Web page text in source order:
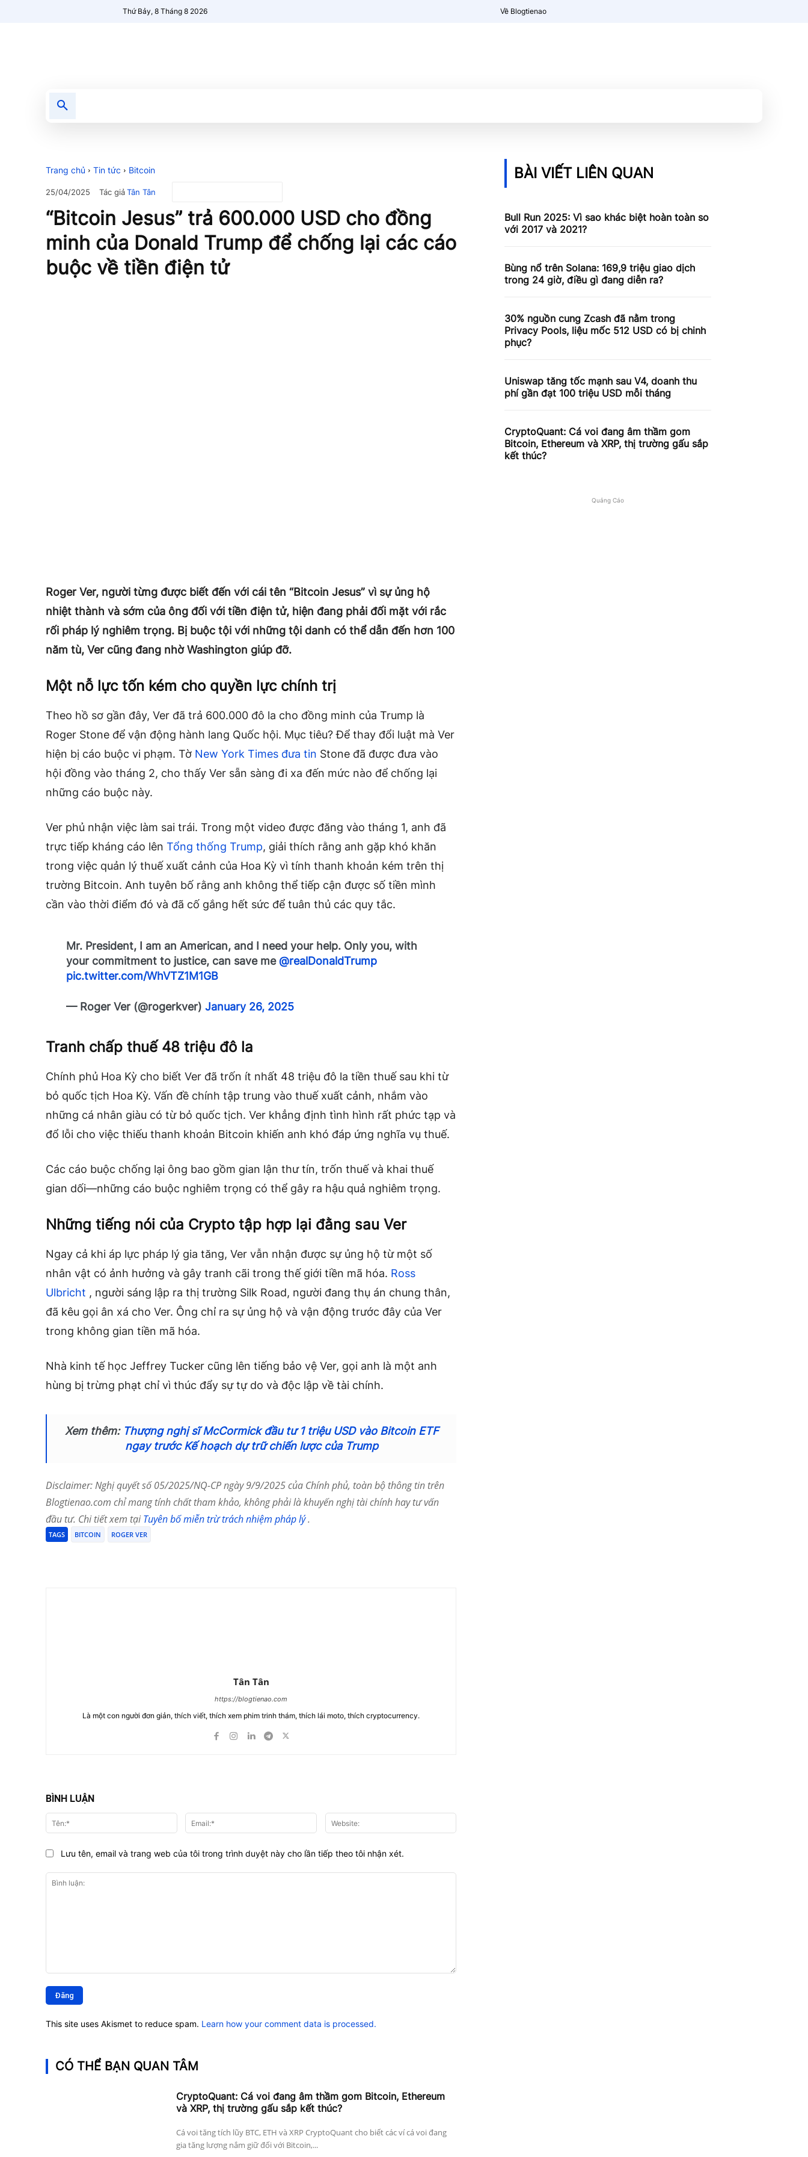
Thứ Bảy, 8 Tháng 8 2026 Về Blogtienao
Trang chủ Tin tức Bitcoin
25/04/2025 Tác giảTân Tân
“Bitcoin Jesus” trả 600.000 USD cho đồng
minh của Donald Trump để chống lại các cáo
buộc về tiền điện tử
Roger Ver, người từng được biết đến với cái tên “Bitcoin Jesus” vì sự ủng hộ
nhiệt thành và sớm của ông đối với tiền điện tử, hiện đang phải đối mặt với rắc
rối pháp lý nghiêm trọng. Bị buộc tội với những tội danh có thể dẫn đến hơn 100
năm tù, Ver cũng đang nhờ Washington giúp đỡ.
Một nỗ lực tốn kém cho quyền lực chính trị
Theo hồ sơ gần đây, Ver đã trả 600.000 đô la cho đồng minh của Trump là
Roger Stone để vận động hành lang Quốc hội. Mục tiêu? Để thay đổi luật mà Ver
hiện bị cáo buộc vi phạm. Tờ New York Times đưa tin Stone đã được đưa vào
hội đồng vào tháng 2, cho thấy Ver sẵn sàng đi xa đến mức nào để chống lại
những cáo buộc này.
Ver phủ nhận việc làm sai trái. Trong một video được đăng vào tháng 1, anh đã
trực tiếp kháng cáo lên Tổng thống Trump, giải thích rằng anh gặp khó khăn
trong việc quản lý thuế xuất cảnh của Hoa Kỳ vì tính thanh khoản kém trên thị
trường Bitcoin. Anh tuyên bố rằng anh không thể tiếp cận được số tiền mình
cần vào thời điểm đó và đã cố gắng hết sức để tuân thủ các quy tắc.
Mr. President, I am an American, and I need your help. Only you, with
your commitment to justice, can save me @realDonaldTrump
pic.twitter.com/WhVTZ1M1GB
— Roger Ver (@rogerkver)January 26, 2025
Tranh chấp thuế 48 triệu đô la
Chính phủ Hoa Kỳ cho biết Ver đã trốn ít nhất 48 triệu đô la tiền thuế sau khi từ
bỏ quốc tịch Hoa Kỳ. Vấn đề chính tập trung vào thuế xuất cảnh, nhắm vào
những cá nhân giàu có từ bỏ quốc tịch. Ver khẳng định tình hình rất phức tạp và
đổ lỗi cho việc thiếu thanh khoản Bitcoin khiến anh khó đáp ứng nghĩa vụ thuế.
Các cáo buộc chống lại ông bao gồm gian lận thư tín, trốn thuế và khai thuế
gian dối—những cáo buộc nghiêm trọng có thể gây ra hậu quả nghiêm trọng.
Những tiếng nói của Crypto tập hợp lại đằng sau Ver
Ngay cả khi áp lực pháp lý gia tăng, Ver vẫn nhận được sự ủng hộ từ một số
nhân vật có ảnh hưởng và gây tranh cãi trong thế giới tiền mã hóa. Ross
Ulbricht , người sáng lập ra thị trường Silk Road, người đang thụ án chung thân,
đã kêu gọi ân xá cho Ver. Ông chỉ ra sự ủng hộ và vận động trước đây của Ver
trong không gian tiền mã hóa.
Nhà kinh tế học Jeffrey Tucker cũng lên tiếng bảo vệ Ver, gọi anh là một anh
hùng bị trừng phạt chỉ vì thúc đẩy sự tự do và độc lập về tài chính.
Xem thêm: Thượng nghị sĩ McCormick đầu tư 1 triệu USD vào Bitcoin ETF
ngay trước Kế hoạch dự trữ chiến lược của Trump
Disclaimer: Nghị quyết số 05/2025/NQ-CP ngày 9/9/2025 của Chính phủ, toàn bộ thông tin trên
Blogtienao.com chỉ mang tính chất tham khảo, không phải là khuyến nghị tài chính hay tư vấn
đầu tư. Chi tiết xem tạiTuyên bố miễn trừ trách nhiệm pháp lý.
TAGS BITCOIN ROGER VER
Tân Tân
https://blogtienao.com
Là một con người đơn giản, thích viết, thích xem phim trinh thám, thích lái moto, thích cryptocurrency.
BÌNH LUẬN
luận:
Tên:* Email:*
Lưu tên, email và trang web của tôi trong trình duyệt này cho lần tiếp theo tôi nhận xét.
This site uses Akismet to reduce spam. Learn how your comment data is processed.
CÓ THỂ BẠN QUAN TÂM
CryptoQuant: Cá voi đang âm thầm gom Bitcoin, Ethereum
và XRP, thị trường gấu sắp kết thúc?
Cá voi tăng tích lũy BTC, ETH và XRP CryptoQuant cho biết các ví cá voi đang
gia tăng lượng nắm giữ đối với Bitcoin,...
BÀI VIẾT LIÊN QUAN
Bull Run 2025: Vì sao khác biệt hoàn toàn so
với 2017 và 2021?
Bùng nổ trên Solana: 169,9 triệu giao dịch
trong 24 giờ, điều gì đang diễn ra?
30% nguồn cung Zcash đã nằm trong
Privacy Pools, liệu mốc 512 USD có bị chinh
phục?
Uniswap tăng tốc mạnh sau V4, doanh thu
phí gần đạt 100 triệu USD mỗi tháng
CryptoQuant: Cá voi đang âm thầm gom
Bitcoin, Ethereum và XRP, thị trường gấu sắp
kết thúc?
Quảng Cáo